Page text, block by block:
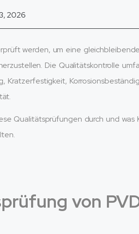
2026
werden, um eine gleichbleibende
Die Qualitätskontrolle
Kratzerfestigkeit,
Qualitätsprüfungen durch und was
von